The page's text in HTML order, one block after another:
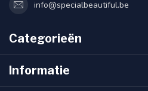
info@specialbeautiful.be
Categorieën
Informatie